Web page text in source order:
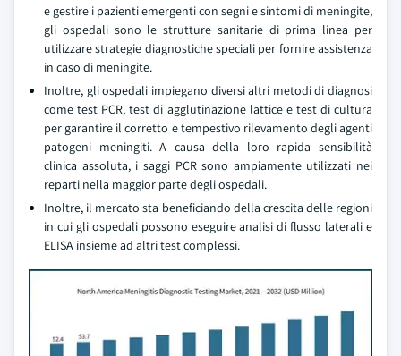
e gestire i pazienti emergenti con segni e sintomi di meningite,
gli ospedali sono le strutture sanitarie di prima linea per
utilizzare strategie diagnostiche speciali per fornire assistenza
in caso di meningite.
Inoltre, gli ospedali impiegano diversi altri metodi di diagnosi
come test PCR, test di agglutinazione lattice e test di cultura
per garantire il corretto e tempestivo rilevamento degli agenti
patogeni meningiti. A causa della loro rapida sensibilità
clinica assoluta, i saggi PCR sono ampiamente utilizzati nei
reparti nella maggior parte degli ospedali.
Inoltre, il mercato sta beneficiando della crescita delle regioni
in cui gli ospedali possono eseguire analisi di flusso laterali e
ELISA insieme ad altri test complessi.